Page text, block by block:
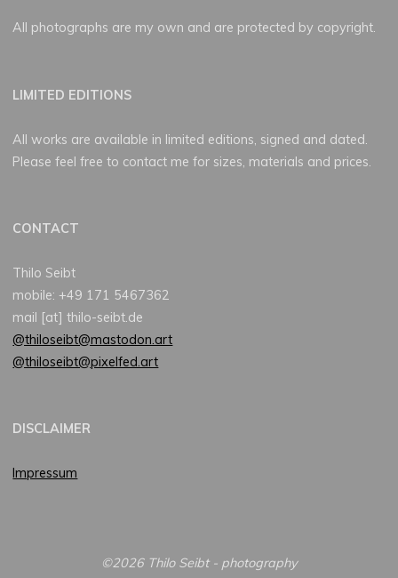
All photographs are my own and are protected by copyright.
LIMITED EDITIONS
All works are available in limited editions, signed and dated.
Please feel free to contact me for sizes, materials and prices.
CONTACT
Thilo Seibt
mobile: +49 171 5467362
mail [at] thilo-seibt.de
@thiloseibt@mastodon.art
@thiloseibt@pixelfed.art
DISCLAIMER
Impressum
©2026 Thilo Seibt - photography